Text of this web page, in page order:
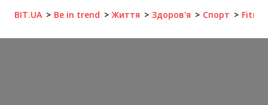
BIT.UA Be in trend Життя Здоров'я Спорт